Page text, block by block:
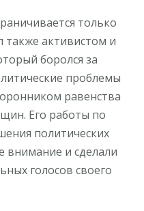
только
также активистом и
боролся за
проблемы
равенства
Его работы по
политических
внимание и сделали
голосов своего